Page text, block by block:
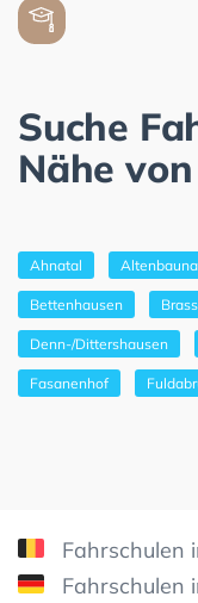
Suche
Nähe
Ahnatal Altenbauna
Bettenhausen
Denn-/Dittershausen
Fasanenhof
Fahrschulen
Fahrschulen